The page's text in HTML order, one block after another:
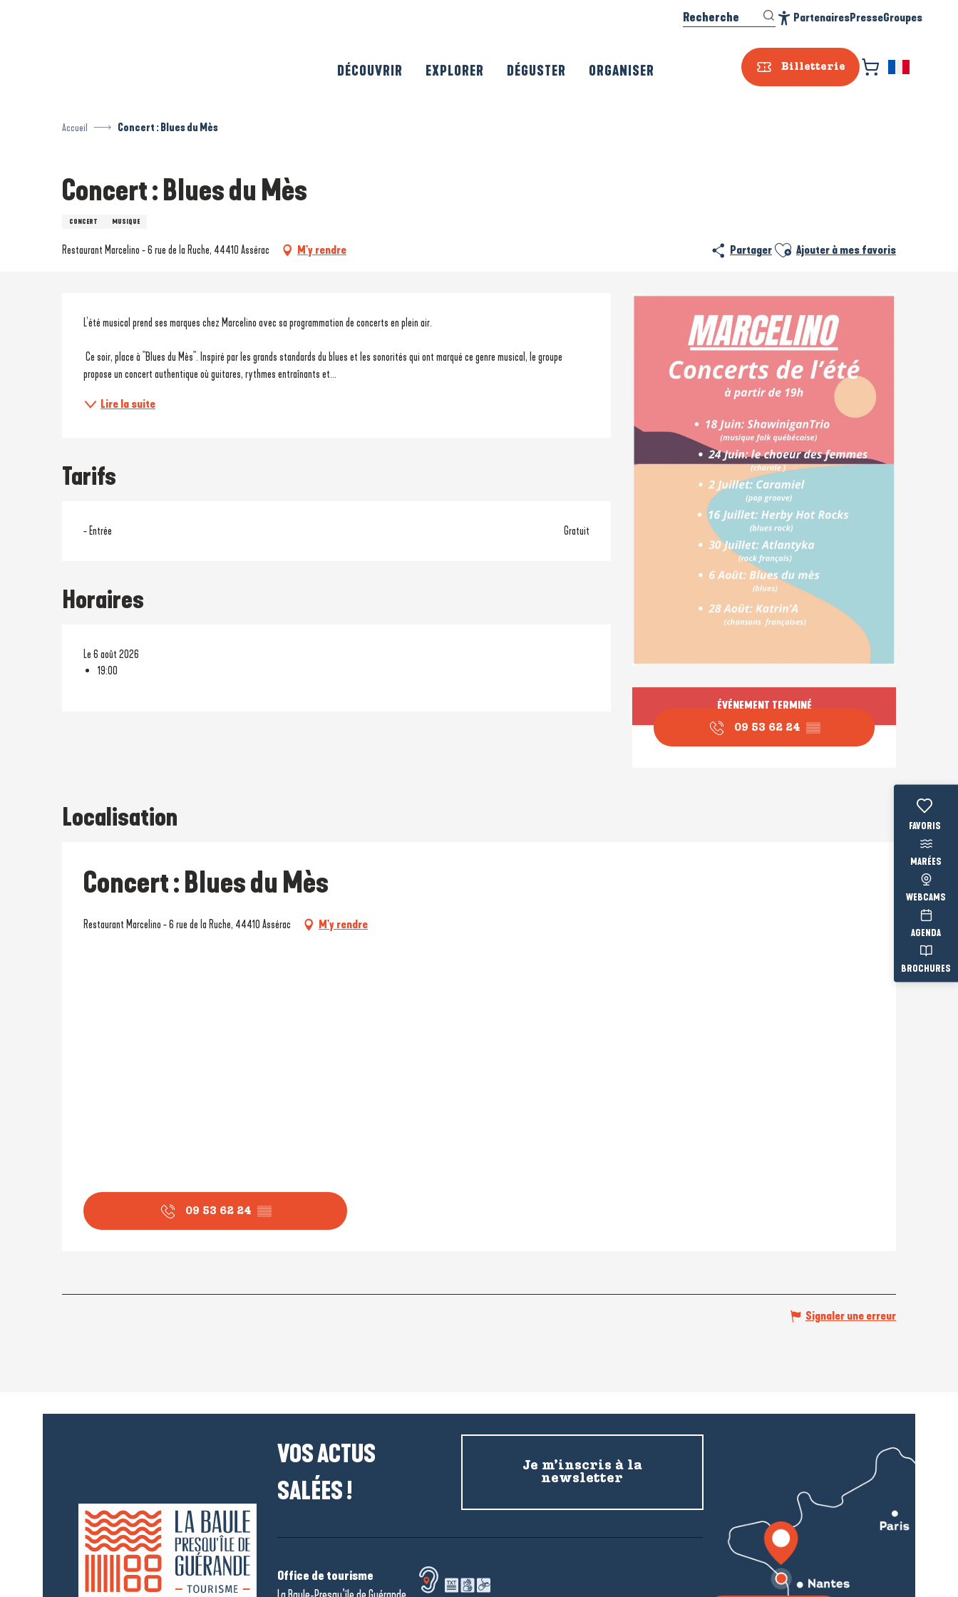
Billetterie
Recherche PartenairesPresseGroupes
DÉCOUVRIR EXPLORER DÉGUSTER ORGANISER
Voir les
MARÉES
WEBCAMS
AGENDA
BROCHURES
Accueil Concert : Blues du Mès
Concert : Blues du Mès
CONCERT MUSIQUE
Restaurant Marcelino - 6 rue de la Ruche, 44410 Assérac M'y rendre Partager Ajouter aux favoris
Ajouter à mes favoris
Ouverture et
ÉVÉNEMENT TERMINÉ
09 53 62 24 ▒▒
Description
L’été musical prend ses marques chez Marcelino avec sa programmation de concerts en plein air.
Ce soir, place à "Blues du Mès". Inspiré par les grands standards du blues et les sonorités qui ont marqué ce genre musical, le groupe
propose un concert authentique où guitares, rythmes entraînants et...
Lire la suite
Tarifs
- Entrée Gratuit
Horaires
Le 6 août 2026
19:00
Localisation
Concert : Blues du Mès
Restaurant Marcelino - 6 rue de la Ruche, 44410 Assérac M'y rendre
09 53 62 24 ▒▒
Signaler une erreur
VOS ACTUS
SALÉES !
Je m’inscris à la
newsletter
Office de tourisme